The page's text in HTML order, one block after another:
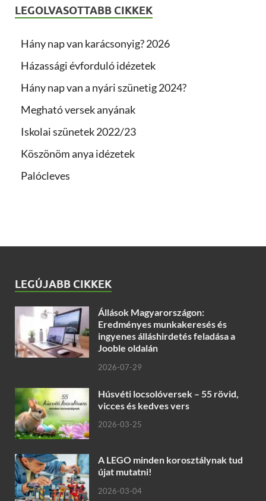
LEGOLVASOTTABB CIKKEK
Hány nap van karácsonyig? 2026
Házassági évforduló idézetek
Hány nap van a nyári szünetig 2024?
Megható versek anyának
Iskolai szünetek 2022/23
Köszönöm anya idézetek
Palócleves
LEGÚJABB CIKKEK
Állások Magyarországon:
Eredményes munkakeresés és
ingyenes álláshirdetés feladása a
Jooble oldalán
2026-07-29
Húsvéti locsolóversek – 55 rövid,
vicces és kedves vers
2026-03-25
A LEGO minden korosztálynak tud
újat mutatni!
2026-03-04